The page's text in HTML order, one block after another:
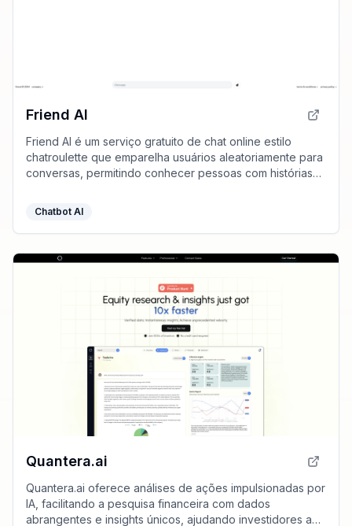
Friend AI
Friend AI é um serviço gratuito de chat online estilo
chatroulette que emparelha usuários aleatoriamente para
conversas, permitindo conhecer pessoas com histórias
Chatbot AI
Quantera.ai
Quantera.ai oferece análises de ações impulsionadas por
IA, facilitando a pesquisa financeira com dados
abrangentes e insights únicos, ajudando investidores a